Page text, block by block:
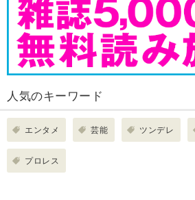
人気のキーワード
エンタメ 芸能 ツンデレ
プロレス